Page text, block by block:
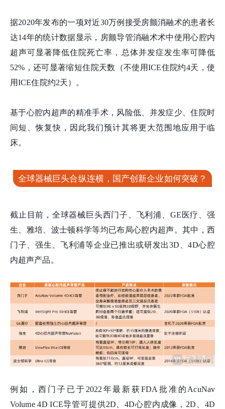
据2020年发布的一项对近30万例接受房颤消融术的患者长
达14年的统计数据显示，房颤导管消融术术中使用心腔内
超声可显著降低住院死亡率，总体并发症发生率可降低
52%，还可显著缩短住院天数（不使用ICE住院约4天，使
用ICE住院约2天）。
基于心腔内超声的精准手术，风险低、并发症少、住院时
间短、恢复快，因此我们预计其将更大范围地应用于临
床。
全球器械巨头合纵连横，国产创新企业如何突破？
截止目前，全球器械巨头西门子、飞利浦、GE医疗、强
生、雅培、波士顿科学等均已布局心腔内超声。其中，西
门子、强生、飞利浦等企业已推出或研发出3D、4D心腔
内超声产品。
例如，西门子已于2022年最新获FDA批准的AcuNav
Volume 4D ICE导管可提供2D、4D心腔内成像，2D、4D